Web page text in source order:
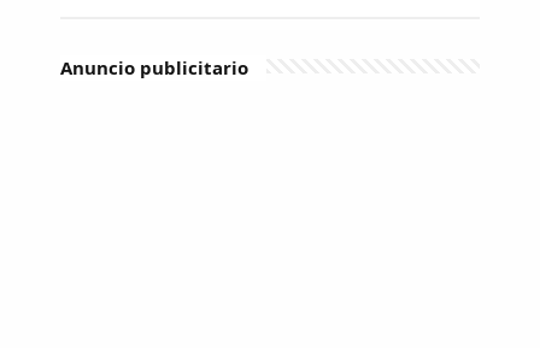
Anuncio publicitario